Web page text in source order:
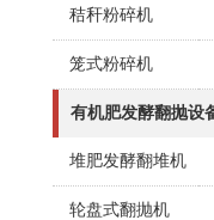
秸秆粉碎机
笼式粉碎机
有机肥发酵翻抛设
堆肥发酵翻堆机
轮盘式翻抛机